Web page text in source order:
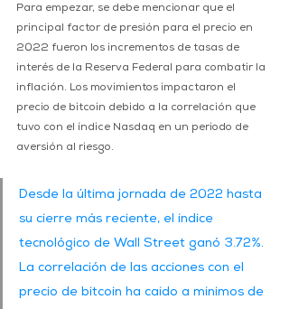
Para empezar, se debe mencionar que el
principal factor de presión para el precio en
2022 fueron los incrementos de tasas de
interés de la Reserva Federal para combatir la
inflación. Los movimientos impactaron el
precio de bitcoin debido a la correlación que
tuvo con el índice Nasdaq en un periodo de
aversión al riesgo.
Desde la última jornada de 2022 hasta
su cierre más reciente, el índice
tecnológico de Wall Street ganó 3.72%.
La correlación de las acciones con el
precio de bitcoin ha caído a mínimos de